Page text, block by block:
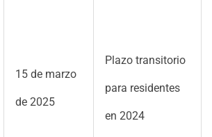
15 de marzo
de 2025
Plazo transitorio
para residentes
en 2024